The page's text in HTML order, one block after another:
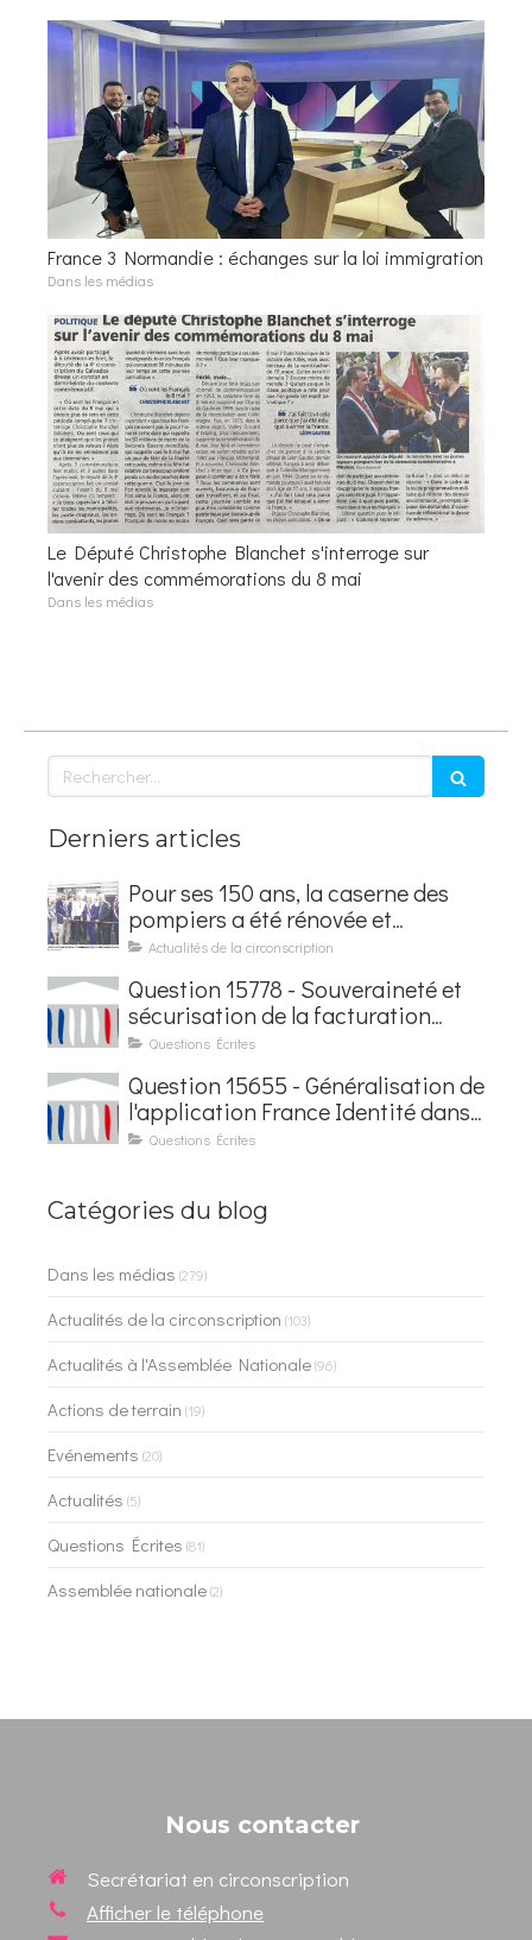
France 3 Normandie : échanges sur la loi immigration
Dans les médias
Le Député Christophe Blanchet s'interroge sur
l'avenir des commémorations du 8 mai
Dans les médias
Rechercher
Derniers articles
Pour ses 150 ans, la caserne des
pompiers a été rénovée et
baptisée au nom d'Hubert
Actualités de la circonscription
Question 15778 - Souveraineté et
sécurisation de la facturation
électronique
Questions Écrites
Question 15655 - Généralisation de
l'application France Identité dans
les contrôles du quotidien
Questions Écrites
Catégories du blog
Dans les médias (279)
Actualités de la circonscription (103)
Actualités à l'Assemblée Nationale(96)
Actions de terrain (19)
Evénements (20)
Actualités (5)
Questions Écrites (81)
Assemblée nationale(2)
Nous contacter
Secrétariat en circonscription
Afficher le téléphone